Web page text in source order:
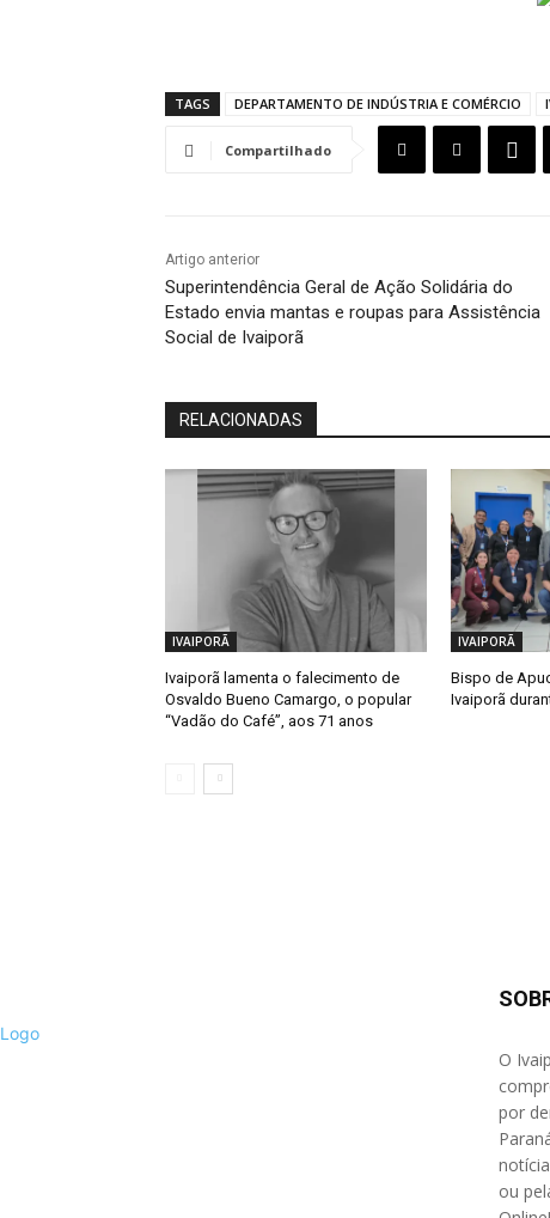
TAGS DEPARTAMENTO DE INDÚSTRIA E COMÉRCIO
Compartilhado
Artigo anterior
Superintendência Geral de Ação Solidária do
Estado envia mantas e roupas para Assistência
Social de Ivaiporã
RELACIONADAS
IVAIPORÃ
Ivaiporã lamenta o falecimento de
Osvaldo Bueno Camargo, o popular
“Vadão do Café”, aos 71 anos
IVAIPORÃ
Bispo de
Ivaiporã
O
por
ou